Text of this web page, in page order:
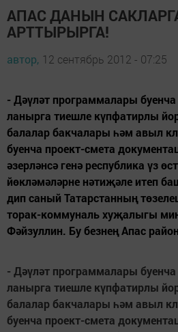
АПАС ДАНЫН
АРТТЫРЫРГА!
автор, 12 сентябрь 2012 - 07:25
- Дәүләт программалары
ланырга тиешле күпфатирлы
балалар бакчалары һәм авыл
буенча проект-смета
әзерләнсә генә республика үз
йөкләмәләрне нәтиҗәле итеп
дип саный Татарстанның
торак-коммуналь хуҗалыгы
Фәйзуллин. Бу безнең Апас
- Дәүләт программалары
ланырга тиешле күпфатирлы
балалар бакчалары һәм авыл
буенча проект-смета